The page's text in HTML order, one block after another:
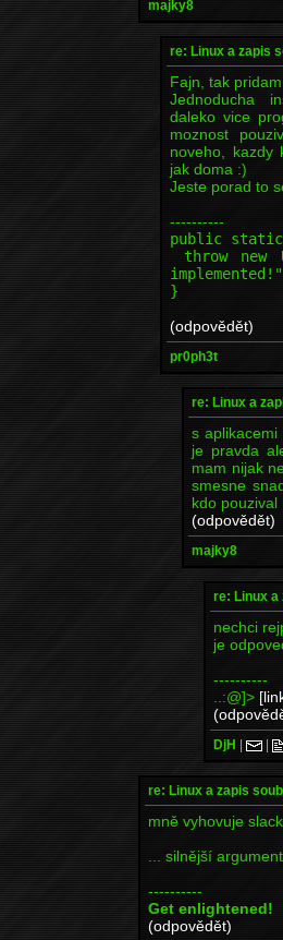
majky8
re: Linux a zapis
Fajn, tak
Jednoducha
daleko vice
moznost
noveho, kazdy
jak doma :)
Jeste porad to
----------
public
throw new
}
(odpovědět)
pr0ph3t
re: Linux a
s
je pravda
mam nijak
smesne
kdo
(odpovědět)
majky8
re: Linux a
nechci
je
----------
..:@]>
DjH | |
re: Linux a zapis
mně vyhovuje
... silnější
----------
Get enlightened!
(odpovědět)